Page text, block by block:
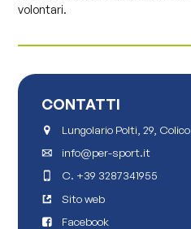
volontari.
CONTATTI
Lungolario Polti, 29, Colico
info@per-sport.it
C. +39 3287341955
Sito web
Facebook